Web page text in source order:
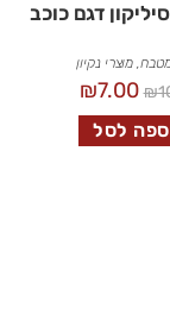
דגם כוכב
, מוצרי נקיון
₪
₪7.00
לסל